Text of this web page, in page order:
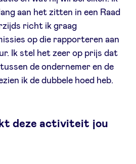
aan het zitten in een Raad
richt ik graag
op die rapporteren aan
Ik stel het zeer op prijs dat
de ondernemer en de
ik de dubbele hoed heb.
deze activiteit jou